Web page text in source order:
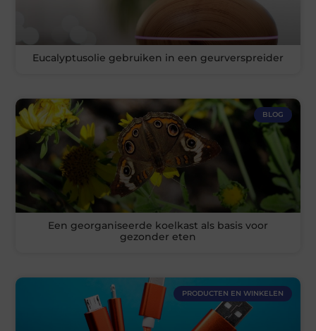
Eucalyptusolie gebruiken in een geurverspreider
BLOG
Een georganiseerde koelkast als basis voor
gezonder eten
PRODUCTEN EN WINKELEN